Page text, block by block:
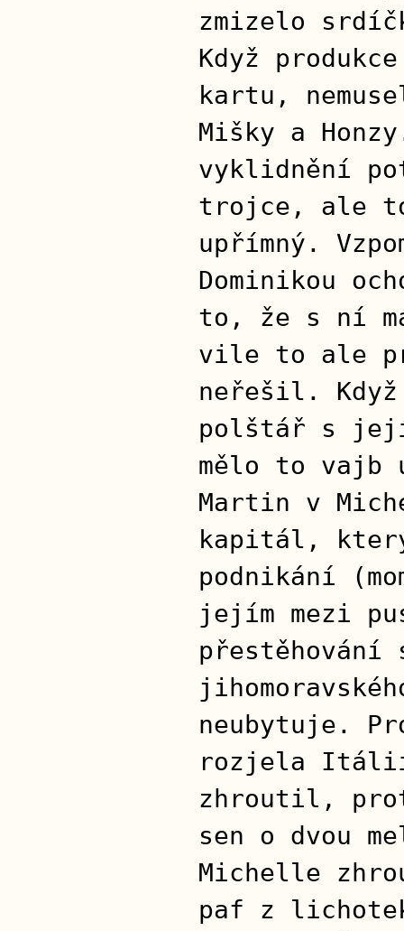
zmizelo
Když
kartu,
Mišky a
vyklidnění
trojce, ale
upřímný.
Dominikou
to, že s ní
vile to ale
neřešil. Když
polštář s
mělo to vajb
Martin v
kapitál,
podnikání
jejím mezi
neubytuje.
rozjela
zhroutil,
sen o dvou
Michelle
paf z